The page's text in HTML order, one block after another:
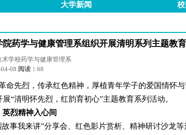
大学新闻
药学与健康管理系组织开展清明系列主题教
学校药学与健康管理系
08 阅读： 68
先烈，传承红色精神，厚植青年学子的爱国情怀
“清明怀先烈，红韵育初心”主题教育系列活动。
烈精神入心间
事我来讲”分享会、红色影片赏析、精神研讨沙龙